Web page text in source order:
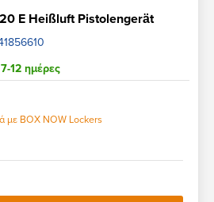
E Heißluft Pistolengerät
12 ημέρες
με BOX NOW Lockers